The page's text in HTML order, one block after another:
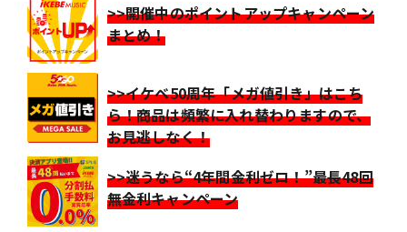
>>開催中のポイントアップキャンペーン
まとめ！
>>イケベ50周年「メガ値引き」はこち
ら！商品は頻繁に入れ替わりますので、
お見逃しなく！
>>迷うなら“4年間金利ゼロ！”最長48回
無金利キャンペーン